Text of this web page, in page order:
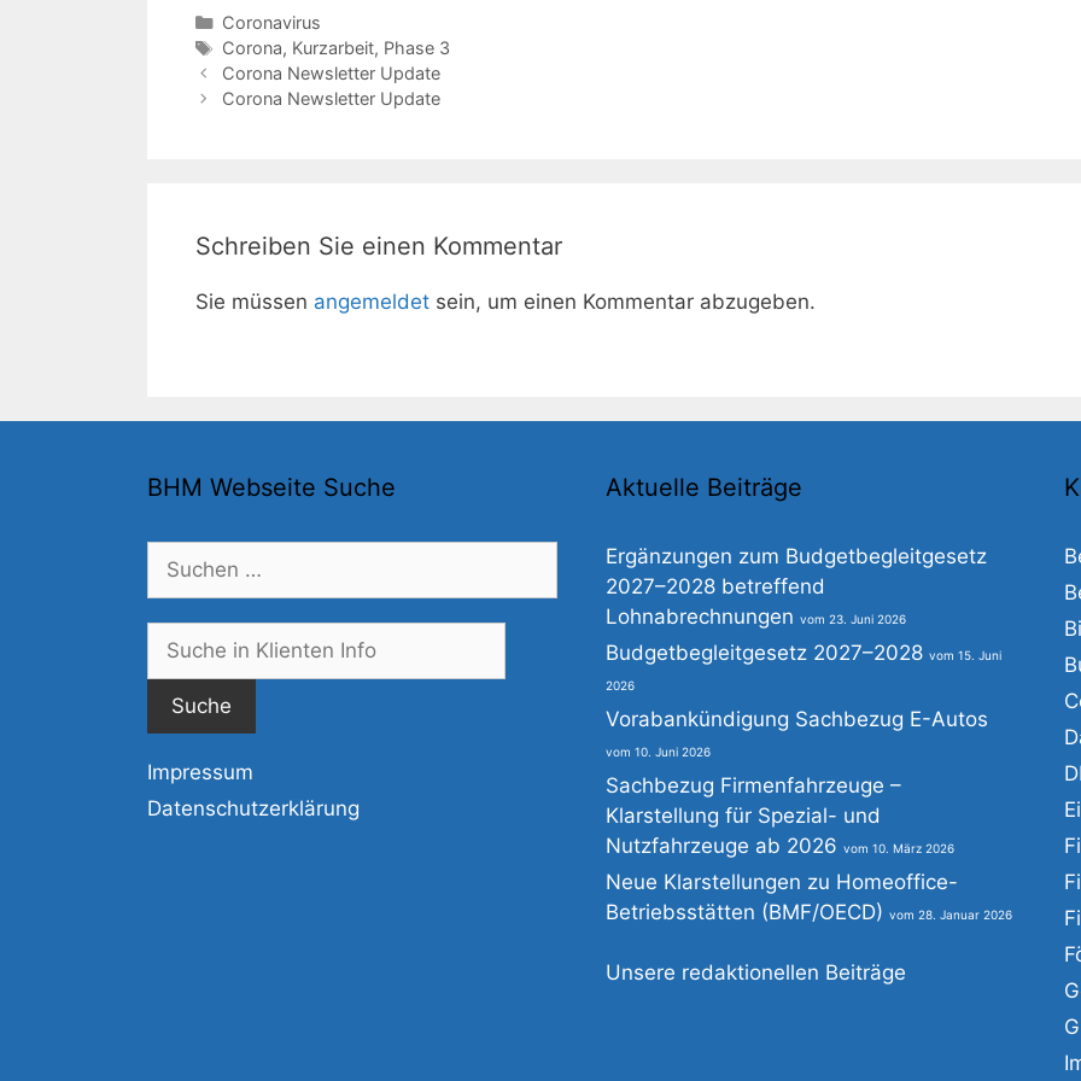
Kategorien
Coronavirus
Schlagwörter
Corona, Kurzarbeit, Phase 3
Corona Newsletter Update
Corona Newsletter Update
Schreiben Sie einen Kommentar
Sie müssen angemeldet sein, um einen Kommentar abzugeben.
BHM Webseite Suche
nach:
Impressum
Datenschutzerklärung
Aktuelle Beiträge
Ergänzungen zum Budgetbegleitgesetz
2027–2028 betreffend
Lohnabrechnungen
23. Juni 2026
Budgetbegleitgesetz 2027–2028 15. Juni
2026
Vorabankündigung Sachbezug E-Autos
10. Juni 2026
Sachbezug Firmenfahrzeuge –
Klarstellung für Spezial- und
Nutzfahrzeuge ab 2026
10. März 2026
Neue Klarstellungen zu Homeoffice-
Betriebsstätten (BMF/OECD)
28. Januar 2026
Unsere redaktionellen Beiträge